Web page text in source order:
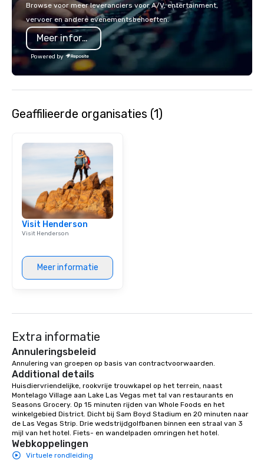
you to create a truly
any event. Enjoy our
experience that sets
Browse voor meer leveranciers voor A/V, entertainment,
vervoer en andere evenementsbehoeften.
Meer informatie
Powered by
Geaffilieerde organisaties (1)
Visit Henderson
Visit Henderson
Meer informatie
Extra informatie
Annuleringsbeleid
Annulering van groepen op basis van contractvoorwaarden.
Additional details
Huisdiervriendelijke, rookvrije trouwkapel op het terrein, naast
Montelago Village aan Lake Las Vegas met tal van restaurants en
Seasons Grocery. Op 15 minuten rijden van Whole Foods en het
winkelgebied District. Dicht bij Sam Boyd Stadium en 20 minuten naar
de Las Vegas Strip. Drie wedstrijdgolfbanen binnen een straal van 3
mijl van het hotel. Fiets- en wandelpaden omringen het hotel.
Webkoppelingen
Virtuele rondleiding